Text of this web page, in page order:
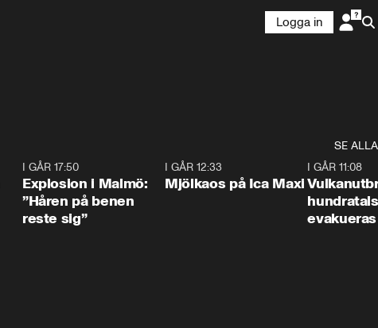
Logga in
SE ALLA
I GÅR 17:50
Explosion i Malmö:
”Håren på benen
reste sig”
I GÅR 12:33
Mjölkaos på Ica Maxi
I GÅR 11:08
hundratals
evakueras